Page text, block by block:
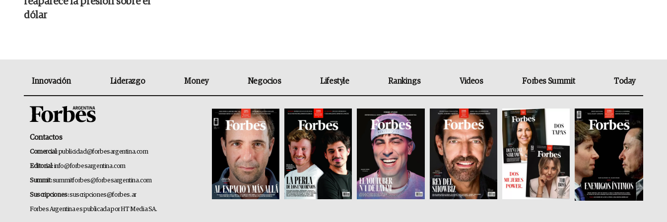
dólar
Innovación Liderazgo Money Negocios Lifestyle Rankings Videos Forbes Summit Today
Contactos
Comercial:publicidad@forbesargentina.com
Editorial:info@forbesargentina.com
Summit:summitforbes@forbesargentina.com
Suscripciones:suscripciones@forbes.ar
Forbes Argentina es publicada por HT Media SA.